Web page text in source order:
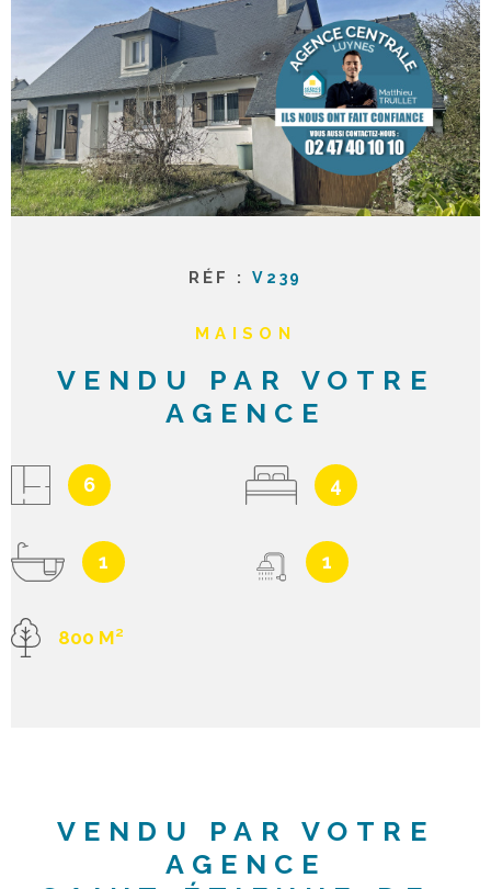
NOTRE
RÉF : V239
MAISON
VENDU PAR VOTRE
AGENCE
6 4
1 1
800 M²
VENDU PAR VOTRE
AGENCE